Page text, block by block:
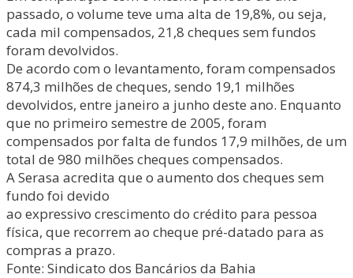
passado, o volume teve uma alta de 19,8%, ou seja,
cada mil compensados, 21,8 cheques sem fundos
foram devolvidos.
De acordo com o levantamento, foram compensados
874,3 milhões de cheques, sendo 19,1 milhões
devolvidos, entre janeiro a junho deste ano. Enquanto
que no primeiro semestre de 2005, foram
compensados por falta de fundos 17,9 milhões, de um
total de 980 milhões cheques compensados.
A Serasa acredita que o aumento dos cheques sem
fundo foi devido
ao expressivo crescimento do crédito para pessoa
física, que recorrem ao cheque pré-datado para as
compras a prazo.
Fonte: Sindicato dos Bancários da Bahia